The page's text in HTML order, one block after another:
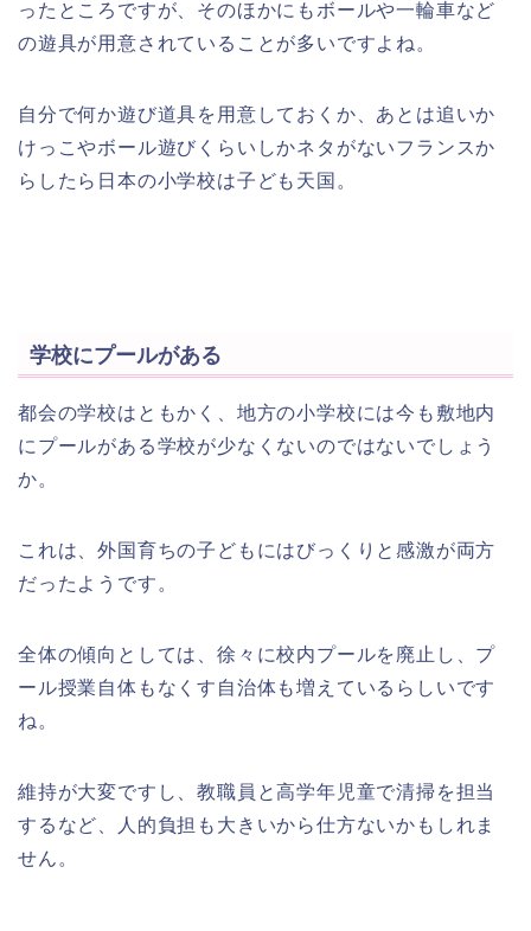
ったところですが、そのほかにもボールや一輪車など
の遊具が用意されていることが多いですよね。
自分で何か遊び道具を用意しておくか、あとは追いか
けっこやボール遊びくらいしかネタがないフランスか
らしたら日本の小学校は子ども天国。
学校にプールがある
都会の学校はともかく、地方の小学校には今も敷地内
にプールがある学校が少なくないのではないでしょう
か。
これは、外国育ちの子どもにはびっくりと感激が両方
だったようです。
全体の傾向としては、徐々に校内プールを廃止し、プ
ール授業自体もなくす自治体も増えているらしいです
ね。
維持が大変ですし、教職員と高学年児童で清掃を担当
するなど、人的負担も大きいから仕方ないかもしれま
せん。